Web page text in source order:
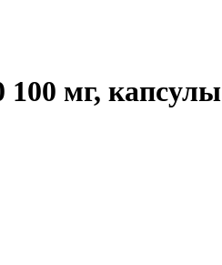
100 мг, капсулы